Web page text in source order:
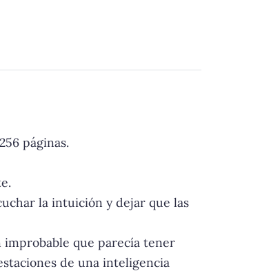
páginas.
la intuición y dejar que las
improbable que parecía tener
de una inteligencia